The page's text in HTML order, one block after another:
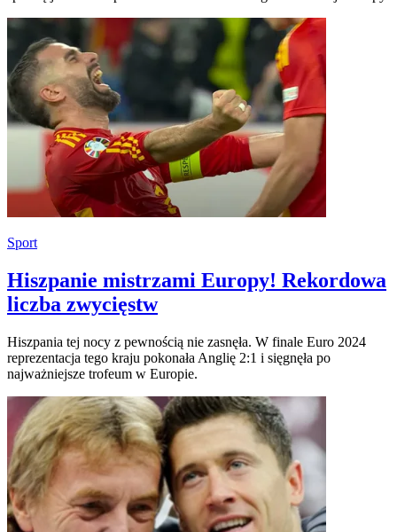
Sport
Hiszpanie mistrzami Europy! Rekordowa
liczba zwycięstw
Hiszpania tej nocy z pewnością nie zasnęła. W finale Euro 2024
reprezentacja tego kraju pokonała Anglię 2:1 i sięgnęła po
najważniejsze trofeum w Europie.